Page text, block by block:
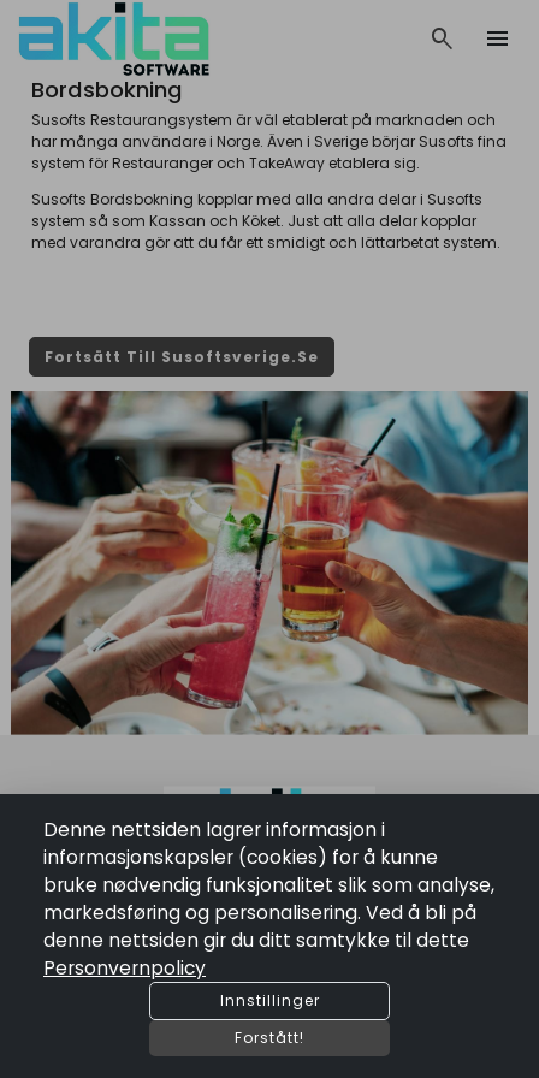
search menu
Bordsbokning
Susofts Restaurangsystem är väl etablerat på marknaden och
har många användare i Norge. Även i Sverige börjar Susofts fina
system för Restauranger och TakeAway etablera sig.
Susofts Bordsbokning kopplar med alla andra delar i Susofts
system så som Kassan och Köket. Just att alla delar kopplar
med varandra gör att du får ett smidigt och lättarbetat system.
Fortsätt Till Susoftsverige.se
Du är alltid välkommen att kontakta oss på Akita Software AB.
Om oss
Östra Storgatan 52 , 294 92 Sölvesborg
salj@akitasoftware.se
+46456334790
Denne nettsiden lagrer informasjon i
informasjonskapsler (cookies) for å kunne
bruke nødvendig funksjonalitet slik som analyse,
markedsføring og personalisering. Ved å bli på
denne nettsiden gir du ditt samtykke til dette
Personvernpolicy
Innstillinger
Forstått!